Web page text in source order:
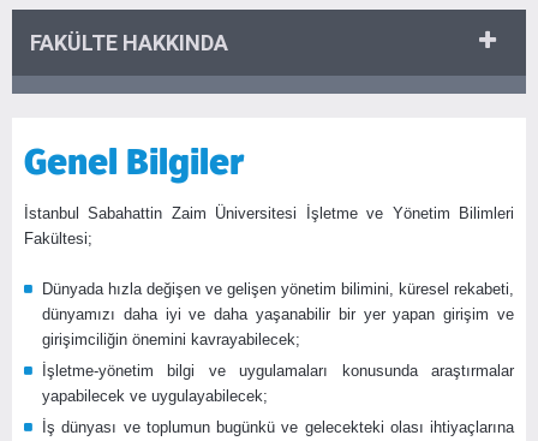
FAKÜLTE HAKKINDA
Genel Bilgiler
İstanbul Sabahattin Zaim Üniversitesi İşletme ve Yönetim Bilimleri
Fakültesi;
Dünyada hızla değişen ve gelişen yönetim bilimini, küresel rekabeti,
dünyamızı daha iyi ve daha yaşanabilir bir yer yapan girişim ve
girişimciliğin önemini kavrayabilecek;
İşletme-yönetim bilgi ve uygulamaları konusunda araştırmalar
yapabilecek ve uygulayabilecek;
İş dünyası ve toplumun bugünkü ve gelecekteki olası ihtiyaçlarına